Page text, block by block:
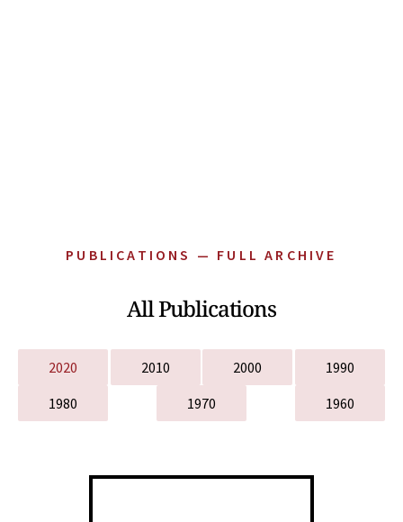
PUBLICATIONS — FULL ARCHIVE
All Publications
2020 2010 2000
1990
1980
1970 1960